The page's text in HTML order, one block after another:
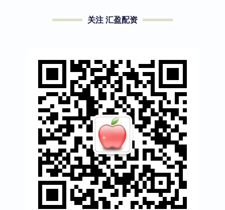
关注 汇盈配资